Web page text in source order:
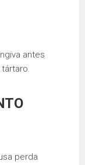
antes
perda